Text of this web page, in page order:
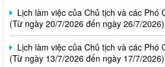
Lịch làm việc của Chủ tịch và các Phó
(Từ ngày 20/7/2026 đến ngày 26/7/2026)
Lịch làm việc của Chủ tịch và các Phó
(Từ ngày 13/7/2026 đến ngày 17/7/2026)